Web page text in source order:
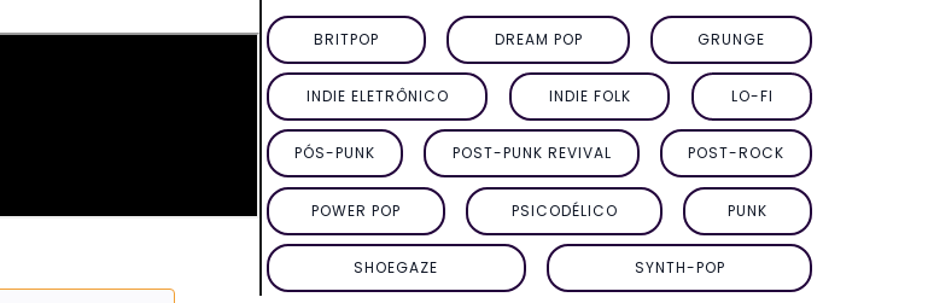
BRITPOP DREAM POP GRUNGE
INDIE ELETRÔNICO INDIE FOLK LO-FI
PÓS-PUNK POST-PUNK REVIVAL POST-ROCK
POWER POP PSICODÉLICO PUNK
SHOEGAZE SYNTH-POP